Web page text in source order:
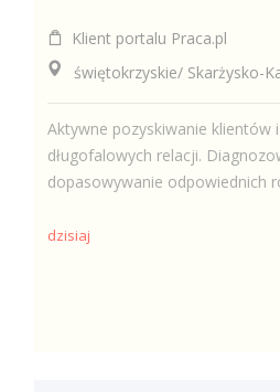
Klient portalu Praca.pl
świętokrzyskie/ Skarżysko-
Aktywne pozyskiwanie klientów
długofalowych relacji.
dopasowywanie odpowiednich
dzisiaj